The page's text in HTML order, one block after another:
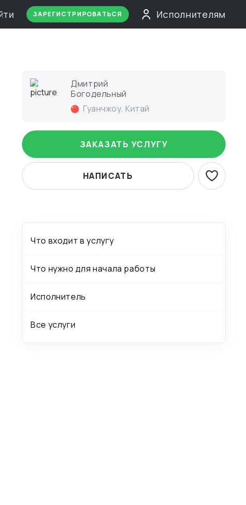
ЗАРЕГИСТРИРОВАТЬСЯ Исполнителям
Дмитрий
Богодельный
Гуанчжоу, Китай
ЗАКАЗАТЬ УСЛУГУ
НАПИСАТЬ
Что входит в услугу
Что нужно для начала работы
Исполнитель
Все услуги